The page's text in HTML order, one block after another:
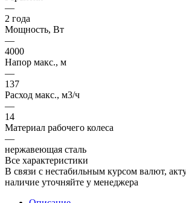
—
2 года
Мощность, Вт
—
4000
Напор макс., м
—
137
Расход макс., м3/ч
—
14
Материал рабочего колеса
—
нержавеющая сталь
Все характеристики
В связи с нестабильным курсом валют,
наличие уточняйте у менеджера